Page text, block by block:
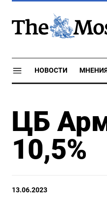
НОВОСТИ
ЦБ
10,5%
13.06.2023